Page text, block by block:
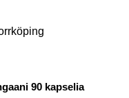
90 kapselia